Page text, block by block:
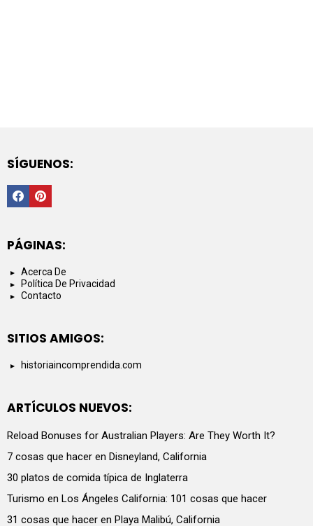
SÍGUENOS:
FacebookPInterest
PÁGINAS:
Acerca De
Política De Privacidad
Contacto
SITIOS AMIGOS:
historiaincomprendida.com
ARTÍCULOS NUEVOS:
Reload Bonuses for Australian Players: Are They Worth It?
7 cosas que hacer en Disneyland, California
30 platos de comida típica de Inglaterra
Turismo en Los Ángeles California: 101 cosas que hacer
31 cosas que hacer en Playa Malibú, California